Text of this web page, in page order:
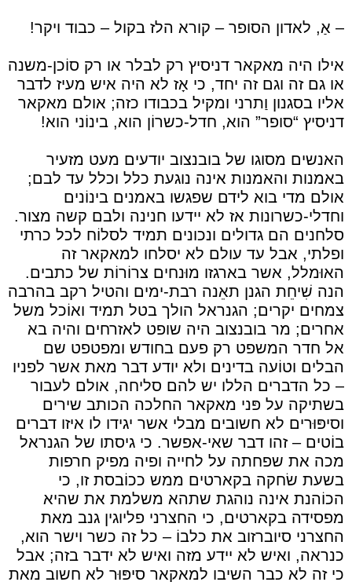
– אַ, לאדון הסופר – קורא הלז בקול – כבוד ויקר!
אילו היה מאקאר דניסיץ רק לבלר או רק סוֹכן-משנה
או גם זה וגם זה יחד, כי אָז לא היה איש מעיז לדבר
אליו בסגנון וַתרני ומקיל בכבודו כזה; אולם מאקאר
דניסיץ “סופר” הוא, חדל-כשרוֹן הוא, בינוֹני הוא!
האנשים מסוגו של בובנצוב יודעים מעט מזעיר
באמנות והאמנות אינה נוגעת כלל וכלל עד לבם;
אולם מדי בוא לידם שפגשו באמנים בינוֹנים
וחדלי-כשרונות אז לא יידעו חנינה ולבם קשה מצור.
סלחנים הם גדולים ונכונים תמיד לסלוֹח לכל כרתי
ופלתי, אבל עד עולם לא יסלחו למאקאר זה
האוּמלל, אשר בארגזו מוּנחים צרוֹרוֹת של כתבים.
הנה שִׁיחֵת הגנן תאֵנה רבת-ימים והטיל רקב בהרבה
צמחים יקרים; הגנראל הולך בטל תמיד ואוֹכל משל
אחרים; מר בובנצוב היה שופט לאזרחים והיה בא
אל חדר המשפט רק פעם בחודש ומפטפט שם
הבלים וטוֹעה בדינים ולא יודע דבר מאת אשר לפניו
– כל הדברים הללו יש להם סליחה, אולם לעבור
בשתיקה על פּני מאקאר החלכה הכותב שירים
וסיפּוּרים לא חשובים מבלי אשר יגידו לו איזו דברים
בוֹטים – זהו דבר שאי-אפשר. כי גיסתו של הגנראל
מכה את שפחתה על לחייה ופיה מפיק חרפות
בשעת שׂחקה בקארטים ממש ככוֹבסת זו, כי
הכוֹהנת אינה נוהגת שתהא משלמת את שהיא
מפסידה בקארטים, כי החצרני פליוגין גנב מאת
החצרני סיוברזוב את כלבוֹ – כל זה כשר וישר הוא,
כנראה, ואיש לא יידע מזה ואיש לא ידבר בזה; אבל
כי זה לא כבר השיבו למאקאר סיפּוּר לא חשוב מאת